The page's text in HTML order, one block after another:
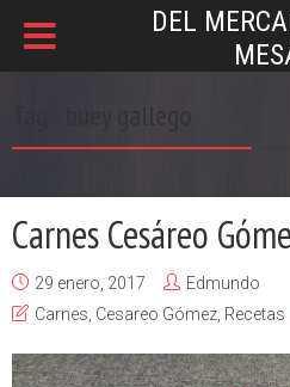
DEL
Carnes Cesáreo
29 enero, 2017
Edmundo
Carnes Cesareo Gómez Recetas